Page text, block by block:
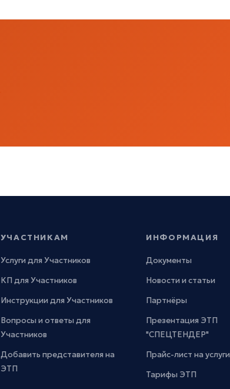
УЧАСТНИКАМ
Услуги для Участников
КП для Участников
Инструкции для Участников
Вопросы и ответы для
Участников
Добавить представителя на
ЭТП
ИНФОРМАЦИЯ
Документы
Новости и статьи
Партнёры
Презентация ЭТП
"СПЕЦТЕНДЕР"
Прайс-лист на услуги
Тарифы ЭТП